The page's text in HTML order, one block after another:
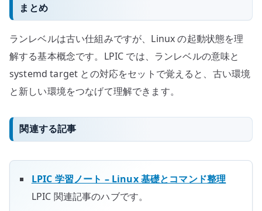
まとめ
ランレベルは古い仕組みですが、Linux の起動状態を理
解する基本概念です。LPIC では、ランレベルの意味と
systemd target との対応をセットで覚えると、古い環境
と新しい環境をつなげて理解できます。
関連する記事
LPIC 学習ノート – Linux 基礎とコマンド整理
LPIC 関連記事のハブです。